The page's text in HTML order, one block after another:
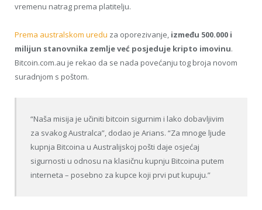
vremenu natrag prema platitelju.
Prema australskom uredu za oporezivanje, između 500.000 i
milijun stanovnika zemlje već posjeduje kripto imovinu.
Bitcoin.com.au je rekao da se nada povećanju tog broja novom
suradnjom s poštom.
“Naša misija je učiniti bitcoin sigurnim i lako dobavljivim
za svakog Australca”, dodao je Arians. “Za mnoge ljude
kupnja Bitcoina u Australijskoj pošti daje osjećaj
sigurnosti u odnosu na klasičnu kupnju Bitcoina putem
interneta – posebno za kupce koji prvi put kupuju.”